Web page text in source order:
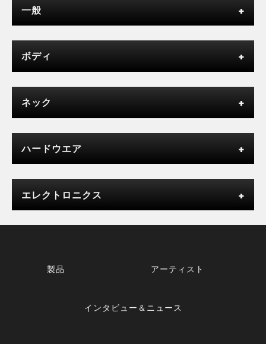
一般
ボディ
ネック
ハードウエア
エレクトロニクス
製品 アーティスト
インタビュー＆ニュース